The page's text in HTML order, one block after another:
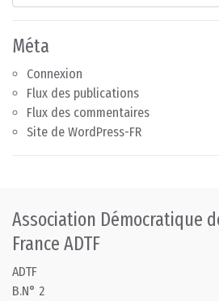
Méta
Connexion
Flux des publications
Flux des commentaires
Site de WordPress-FR
Association Démocratique
France ADTF
ADTF
B.N° 2